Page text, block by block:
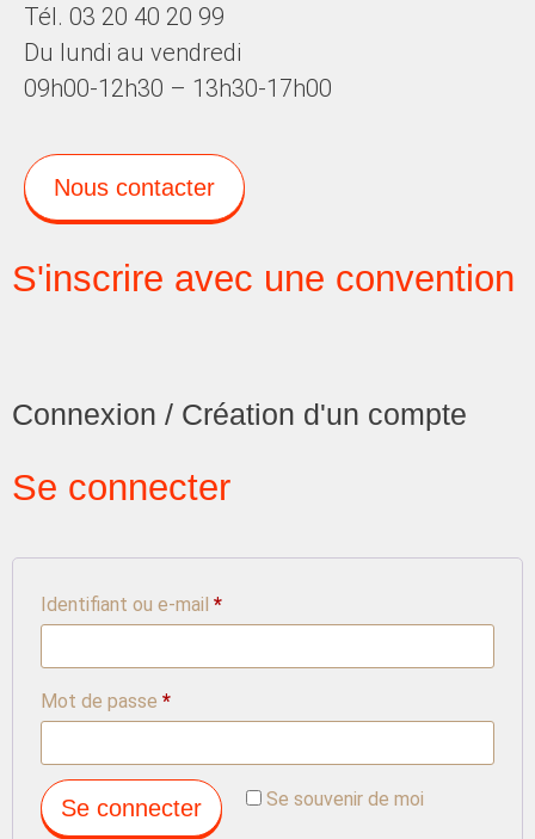
Tél. 03 20 40 20 99
Du lundi au vendredi
09h00-12h30 – 13h30-17h00
Nous contacter
S'inscrire avec une convention
Connexion / Création d'un compte
Se connecter
Identifiant ou e-mail *
Mot de passe *
Se souvenir de moi
Se connecter